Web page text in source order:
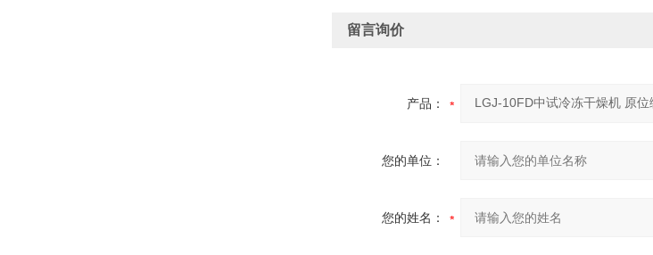
留言询价
产品：
您的单位：
您的姓名：